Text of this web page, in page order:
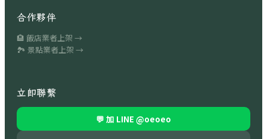
合作夥伴
🏨 飯店業者上架 →
🏞 景點業者上架 →
立即聯繫
💬 加 LINE @oeoeo